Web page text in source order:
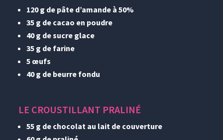
120 g de pâte d’amande à 50%
35 g de cacao en poudre
40 g de sucre glace
35 g de farine
5 œufs
40 g de beurre fondu
LE CROUSTILLANT PRALINÉ
55 g de chocolat au lait de couverture